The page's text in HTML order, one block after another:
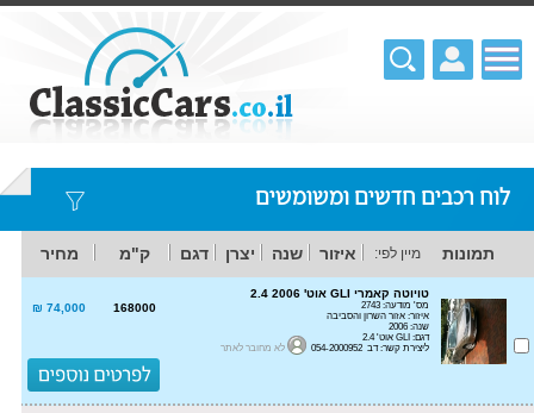
לוח רכבים חדשים ומשומשים
תמונות מיין לפי: איזור שנה יצרן דגם ק"מ מחיר
טויוטה קאמרי GLI אוט' 2.4 2006
מס' מודעה: 2743
איזור: אזור השרון והסביבה
שנה: 2006
דגם: GLI אוט' 2.4
ליצירת קשר: דב 054-2000952
לא מחובר לאתר
168000
74,000 ₪